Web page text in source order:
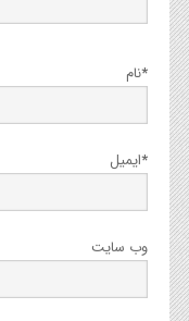
نام*
ایمیل*
وب‌ سایت